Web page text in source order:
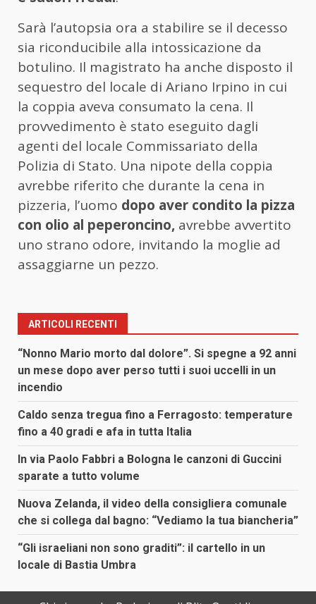
Sarà l’autopsia ora a stabilire se il decesso
sia riconducibile alla intossicazione da
botulino. Il magistrato ha anche disposto il
sequestro del locale di Ariano Irpino in cui
la coppia aveva consumato la cena. Il
provvedimento è stato eseguito dagli
agenti del locale Commissariato della
Polizia di Stato. Una nipote della coppia
avrebbe riferito che durante la cena in
pizzeria, l’uomo dopo aver condito la pizza
con olio al peperoncino, avrebbe avvertito
uno strano odore, invitando la moglie ad
assaggiarne un pezzo.
ARTICOLI RECENTI
“Nonno Mario morto dal dolore”. Si spegne a 92 anni
un mese dopo aver perso tutti i suoi uccelli in un
incendio
Caldo senza tregua fino a Ferragosto: temperature
fino a 40 gradi e afa in tutta Italia
In via Paolo Fabbri a Bologna le canzoni di Guccini
sparate a tutto volume
Nuova Zelanda, il video della consigliera comunale
che si collega dal bagno: “Vediamo la tua biancheria”
“Gli israeliani non sono graditi”: il cartello in un
locale di Bastia Umbra